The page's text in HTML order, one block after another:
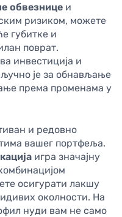
обвезнице и
ризиком, можете
губитке и
поврат.
инвестиција и
је за обнављање
према променама у
и редовно
вашег портфеља.
игра значајну
осигурати лакшу
околности. На
нуди вам не само